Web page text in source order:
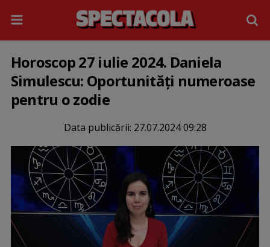
Horoscop 27 iulie 2024. Daniela
Simulescu: Oportunități numeroase
pentru o zodie
Data publicării: 27.07.2024 09:28